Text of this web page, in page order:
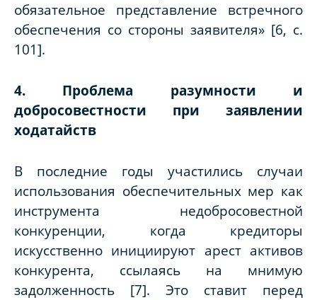
обязательное представление встречного
обеспечения со стороны заявителя» [6, с.
101].
4. Проблема разумности и
добросовестности при заявлении
ходатайств
В последние годы участились случаи
использования обеспечительных мер как
инструмента недобросовестной
конкуренции, когда кредиторы
искусственно инициируют арест активов
конкурента, ссылаясь на мнимую
задолженность [7]. Это ставит перед